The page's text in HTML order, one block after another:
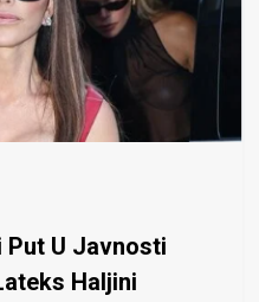
Put U Javnosti
Haljini